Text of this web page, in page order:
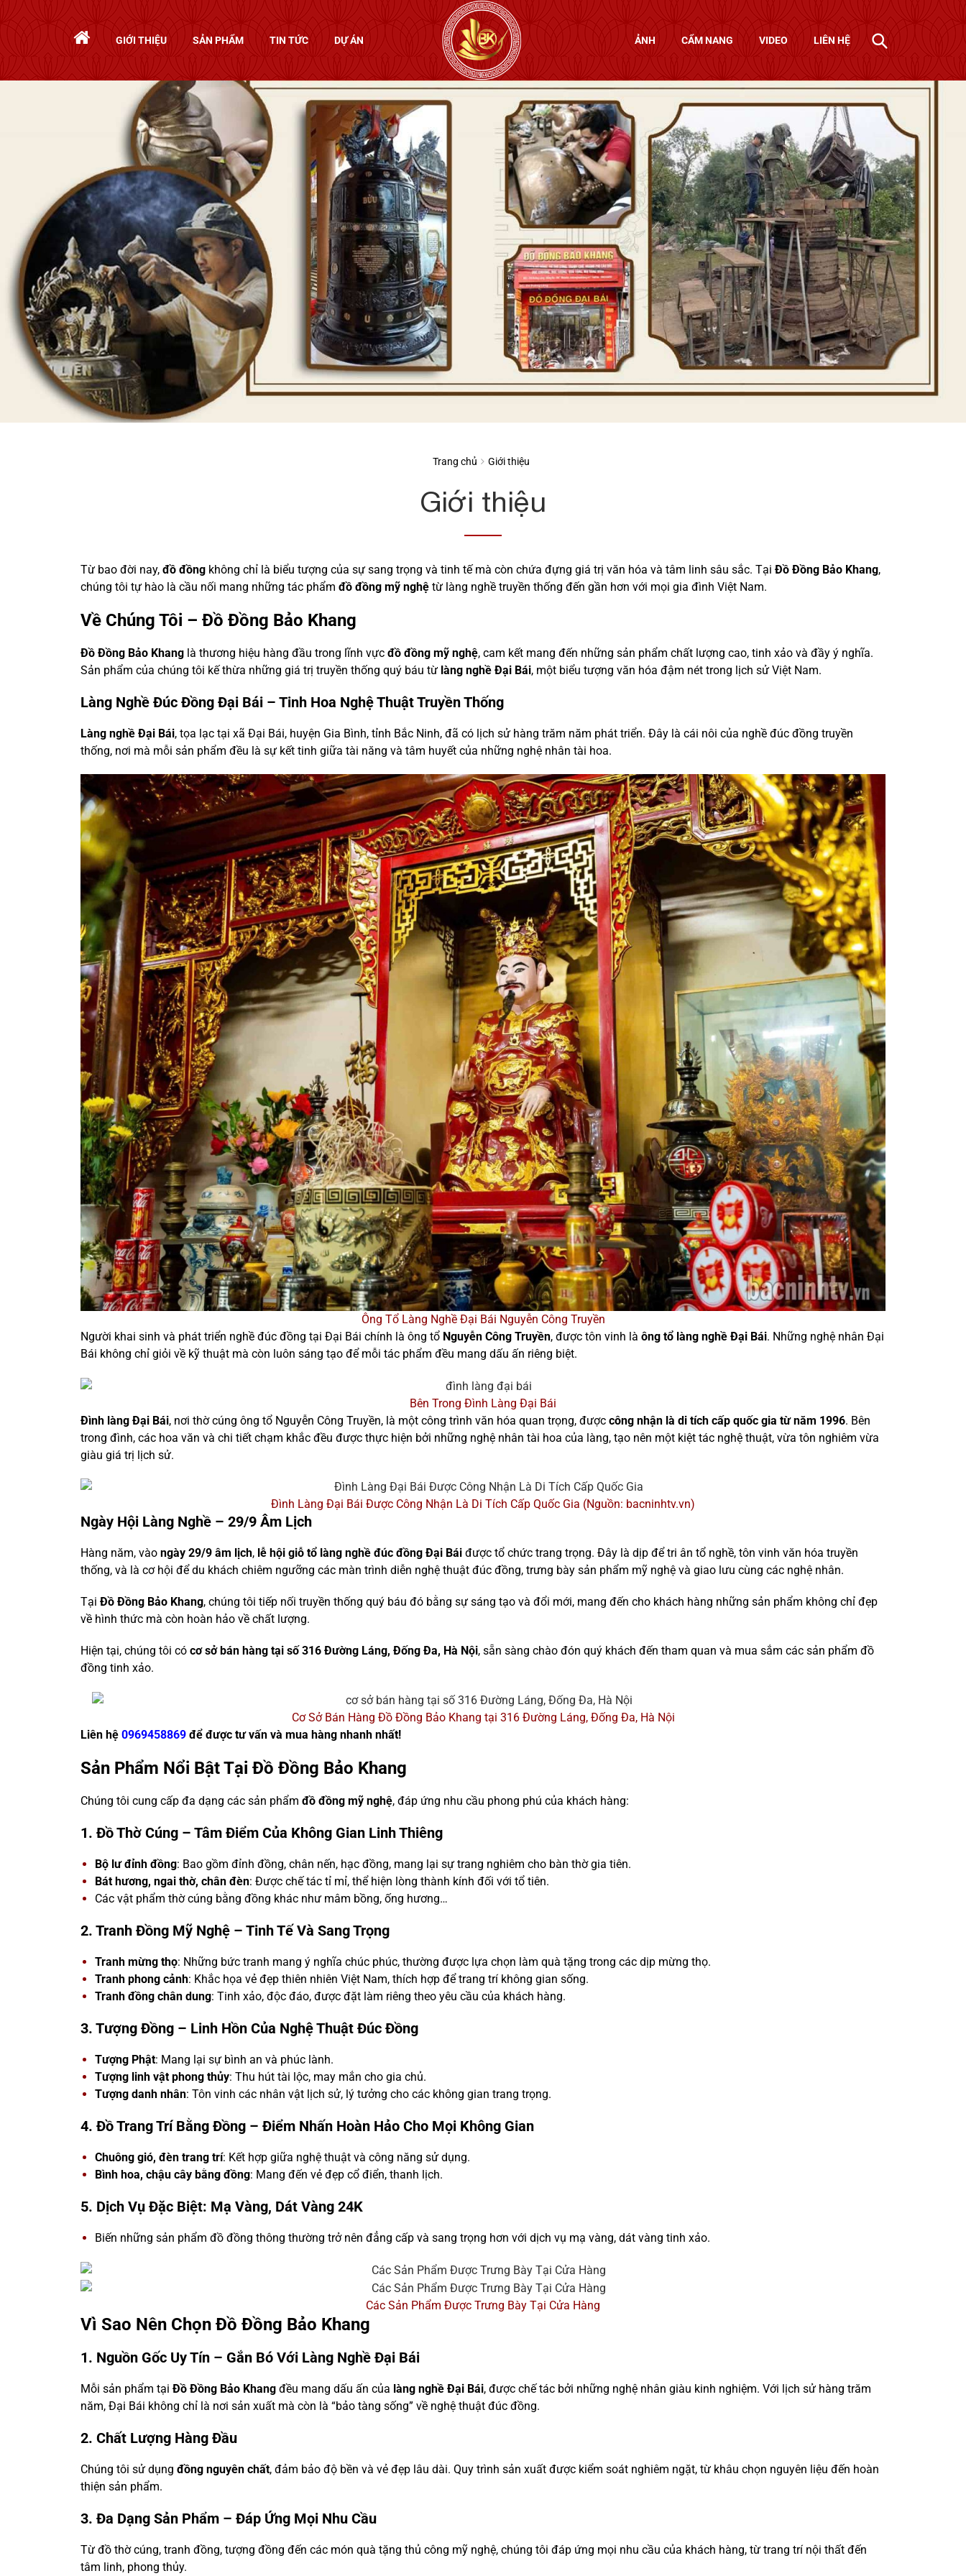
GIỚI THIỆU SẢN PHẨM TIN TỨC DỰ ÁN ẢNH CẨM NANG VIDEO LIÊN HỆ
Trang chủ Giới thiệu
Giới thiệu
Từ bao đời nay, đồ đồng không chỉ là biểu tượng của sự sang trọng và tinh tế mà còn chứa đựng giá trị văn hóa và tâm linh sâu sắc. Tại Đồ Đồng Bảo Khang,
chúng tôi tự hào là cầu nối mang những tác phẩm đồ đồng mỹ nghệ từ làng nghề truyền thống đến gần hơn với mọi gia đình Việt Nam.
Về Chúng Tôi – Đồ Đồng Bảo Khang
Đồ Đồng Bảo Khang là thương hiệu hàng đầu trong lĩnh vực đồ đồng mỹ nghệ, cam kết mang đến những sản phẩm chất lượng cao, tinh xảo và đầy ý nghĩa.
Sản phẩm của chúng tôi kế thừa những giá trị truyền thống quý báu từ làng nghề Đại Bái, một biểu tượng văn hóa đậm nét trong lịch sử Việt Nam.
Làng Nghề Đúc Đồng Đại Bái – Tinh Hoa Nghệ Thuật Truyền Thống
Làng nghề Đại Bái, tọa lạc tại xã Đại Bái, huyện Gia Bình, tỉnh Bắc Ninh, đã có lịch sử hàng trăm năm phát triển. Đây là cái nôi của nghề đúc đồng truyền
thống, nơi mà mỗi sản phẩm đều là sự kết tinh giữa tài năng và tâm huyết của những nghệ nhân tài hoa.
Ông Tổ Làng Nghề Đại Bái Nguyễn Công Truyền
Người khai sinh và phát triển nghề đúc đồng tại Đại Bái chính là ông tổ Nguyễn Công Truyền, được tôn vinh là ông tổ làng nghề Đại Bái. Những nghệ nhân Đại
Bái không chỉ giỏi về kỹ thuật mà còn luôn sáng tạo để mỗi tác phẩm đều mang dấu ấn riêng biệt.
Bên Trong Đình Làng Đại Bái
Đình làng Đại Bái, nơi thờ cúng ông tổ Nguyễn Công Truyền, là một công trình văn hóa quan trọng, được công nhận là di tích cấp quốc gia từ năm 1996. Bên
trong đình, các hoa văn và chi tiết chạm khắc đều được thực hiện bởi những nghệ nhân tài hoa của làng, tạo nên một kiệt tác nghệ thuật, vừa tôn nghiêm vừa
giàu giá trị lịch sử.
Đình Làng Đại Bái Được Công Nhận Là Di Tích Cấp Quốc Gia (Nguồn: bacninhtv.vn)
Ngày Hội Làng Nghề – 29/9 Âm Lịch
Hàng năm, vào ngày 29/9 âm lịch, lễ hội giỗ tổ làng nghề đúc đồng Đại Bái được tổ chức trang trọng. Đây là dịp để tri ân tổ nghề, tôn vinh văn hóa truyền
thống, và là cơ hội để du khách chiêm ngưỡng các màn trình diễn nghệ thuật đúc đồng, trưng bày sản phẩm mỹ nghệ và giao lưu cùng các nghệ nhân.
Tại Đồ Đồng Bảo Khang, chúng tôi tiếp nối truyền thống quý báu đó bằng sự sáng tạo và đổi mới, mang đến cho khách hàng những sản phẩm không chỉ đẹp
về hình thức mà còn hoàn hảo về chất lượng.
Hiện tại, chúng tôi có cơ sở bán hàng tại số 316 Đường Láng, Đống Đa, Hà Nội, sẵn sàng chào đón quý khách đến tham quan và mua sắm các sản phẩm đồ
đồng tinh xảo.
Cơ Sở Bán Hàng Đồ Đồng Bảo Khang tại 316 Đường Láng, Đống Đa, Hà Nội
Liên hệ 0969458869 để được tư vấn và mua hàng nhanh nhất!
Sản Phẩm Nổi Bật Tại Đồ Đồng Bảo Khang
Chúng tôi cung cấp đa dạng các sản phẩm đồ đồng mỹ nghệ, đáp ứng nhu cầu phong phú của khách hàng:
1. Đồ Thờ Cúng – Tâm Điểm Của Không Gian Linh Thiêng
Bộ lư đỉnh đồng: Bao gồm đỉnh đồng, chân nến, hạc đồng, mang lại sự trang nghiêm cho bàn thờ gia tiên.
Bát hương, ngai thờ, chân đèn: Được chế tác tỉ mỉ, thể hiện lòng thành kính đối với tổ tiên.
Các vật phẩm thờ cúng bằng đồng khác như mâm bồng, ống hương…
2. Tranh Đồng Mỹ Nghệ – Tinh Tế Và Sang Trọng
Tranh mừng thọ: Những bức tranh mang ý nghĩa chúc phúc, thường được lựa chọn làm quà tặng trong các dịp mừng thọ.
Tranh phong cảnh: Khắc họa vẻ đẹp thiên nhiên Việt Nam, thích hợp để trang trí không gian sống.
Tranh đồng chân dung: Tinh xảo, độc đáo, được đặt làm riêng theo yêu cầu của khách hàng.
3. Tượng Đồng – Linh Hồn Của Nghệ Thuật Đúc Đồng
Tượng Phật: Mang lại sự bình an và phúc lành.
Tượng linh vật phong thủy: Thu hút tài lộc, may mắn cho gia chủ.
Tượng danh nhân: Tôn vinh các nhân vật lịch sử, lý tưởng cho các không gian trang trọng.
4. Đồ Trang Trí Bằng Đồng – Điểm Nhấn Hoàn Hảo Cho Mọi Không Gian
Chuông gió, đèn trang trí: Kết hợp giữa nghệ thuật và công năng sử dụng.
Bình hoa, chậu cây bằng đồng: Mang đến vẻ đẹp cổ điển, thanh lịch.
5. Dịch Vụ Đặc Biệt: Mạ Vàng, Dát Vàng 24K
Biến những sản phẩm đồ đồng thông thường trở nên đẳng cấp và sang trọng hơn với dịch vụ mạ vàng, dát vàng tinh xảo.
Các Sản Phẩm Được Trưng Bày Tại Cửa Hàng
Vì Sao Nên Chọn Đồ Đồng Bảo Khang
1. Nguồn Gốc Uy Tín – Gắn Bó Với Làng Nghề Đại Bái
Mỗi sản phẩm tại Đồ Đồng Bảo Khang đều mang dấu ấn của làng nghề Đại Bái, được chế tác bởi những nghệ nhân giàu kinh nghiệm. Với lịch sử hàng trăm
năm, Đại Bái không chỉ là nơi sản xuất mà còn là “bảo tàng sống” về nghệ thuật đúc đồng.
2. Chất Lượng Hàng Đầu
Chúng tôi sử dụng đồng nguyên chất, đảm bảo độ bền và vẻ đẹp lâu dài. Quy trình sản xuất được kiểm soát nghiêm ngặt, từ khâu chọn nguyên liệu đến hoàn
thiện sản phẩm.
3. Đa Dạng Sản Phẩm – Đáp Ứng Mọi Nhu Cầu
Từ đồ thờ cúng, tranh đồng, tượng đồng đến các món quà tặng thủ công mỹ nghệ, chúng tôi đáp ứng mọi nhu cầu của khách hàng, từ trang trí nội thất đến
tâm linh, phong thủy.